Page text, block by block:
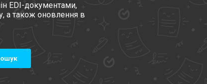
EDI-документами,
а також оновлення в